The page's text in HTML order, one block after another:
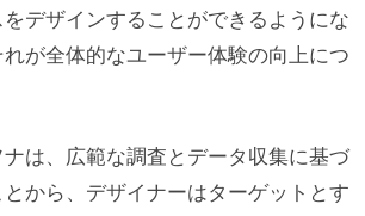
学の Webサイト
ルソナ名：新入生の新太郎君
デザインすることができるようにな
が全体的なユーザー体験の向上につ
は、広範な調査とデータ収集に基づ
から、デザイナーはターゲットとす